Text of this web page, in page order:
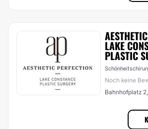
LAKE
PLASTIC
Noch keine
Bahnhofplatz